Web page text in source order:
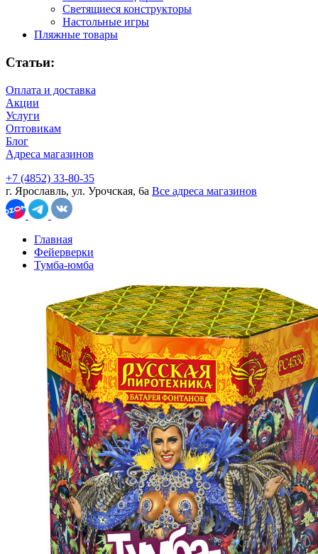
Светящиеся конструкторы
Настольные игры
Пляжные товары
Статьи:
Оплата и доставка
Акции
Услуги
Оптовикам
Блог
Адреса магазинов
+7 (4852) 33-80-35
г. Ярославль, ул. Урочская, 6а Все адреса магазинов
Главная
Фейерверки
Тумба-юмба